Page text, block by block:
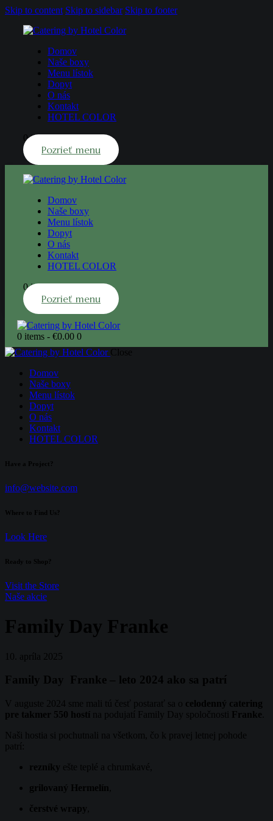
Skip to content Skip to sidebar Skip to footer
Domov
Naše boxy
Menu lístok
Dopyt
O nás
Kontakt
HOTEL COLOR
0 items - €0.00 0
Pozrieť menu
Domov
Naše boxy
Menu lístok
Dopyt
O nás
Kontakt
HOTEL COLOR
0 items - €0.00 0
Pozrieť menu
0 items - €0.00 0
Close
Domov
Naše boxy
Menu lístok
Dopyt
O nás
Kontakt
HOTEL COLOR
Have a Project?
info@website.com
Where to Find Us?
Look Here
Ready to Shop?
Visit the Store
Naše akcie
Family Day Franke
10. apríla 2025
Family Day Franke – leto 2024 ako sa patrí
V auguste 2024 sme mali tú česť postarať sa o celodenný catering
pre takmer 550 hostí na podujatí Family Day spoločnosti Franke
Naši hostia si pochutnali na všetkom, čo k pravej letnej pohode
patrí:
rezníky ešte teplé a chrumkavé,
grilovaný Hermelín
čerstvé wrapy